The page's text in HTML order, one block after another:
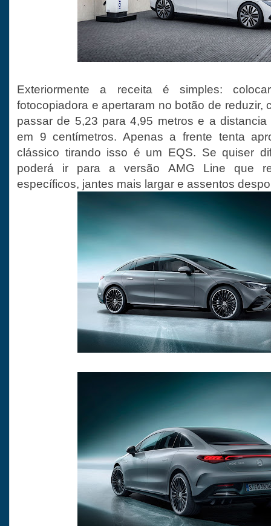
Exteriormente a receita é simples:
fotocopiadora e apertaram no botão de reduzir,
passar de 5,23 para 4,95 metros e a
em 9 centímetros. Apenas a frente tenta
clássico tirando isso é um EQS. Se quiser
poderá ir para a versão AMG Line que
específicos, jantes mais largar e assentos